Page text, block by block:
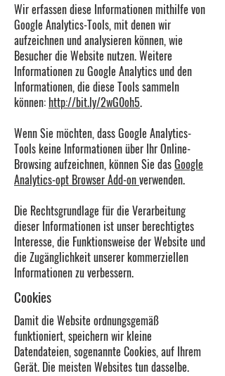
Wir erfassen diese Informationen mithilfe von
Google Analytics-Tools, mit denen wir
aufzeichnen und analysieren können, wie
Besucher die Website nutzen. Weitere
Informationen zu Google Analytics und den
Informationen, die diese Tools sammeln
können: http://bit.ly/2wG0oh5.
Wenn Sie möchten, dass Google Analytics-
Tools keine Informationen über Ihr Online-
Browsing aufzeichnen, können Sie dasGoogle
Analytics-opt Browser Add-onverwenden.
Die Rechtsgrundlage für die Verarbeitung
dieser Informationen ist unser berechtigtes
Interesse, die Funktionsweise der Website und
die Zugänglichkeit unserer kommerziellen
Informationen zu verbessern.
Cookies
Damit die Website ordnungsgemäß
funktioniert, speichern wir kleine
Datendateien, sogenannte Cookies, auf Ihrem
Gerät. Die meisten Websites tun dasselbe.